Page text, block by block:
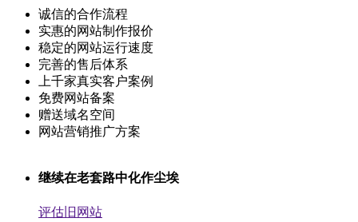
诚信的合作流程
实惠的网站制作报价
稳定的网站运行速度
完善的售后体系
上千家真实客户案例
免费网站备案
赠送域名空间
网站营销推广方案
继续在老套路中化作尘埃
评估旧网站